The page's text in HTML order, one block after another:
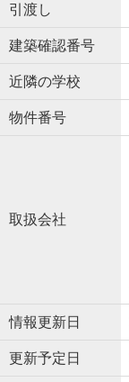
引渡し
建築確認番号
近隣の学校
物件番号
取扱会社
情報更新日
更新予定日